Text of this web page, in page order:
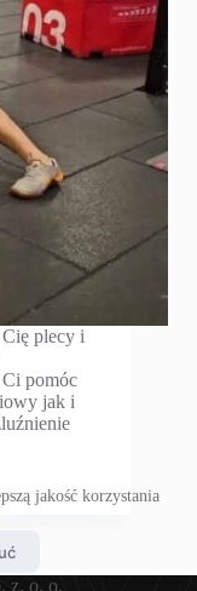
jakość korzystania
Cię plecy i
pomóc
jak i
z. o. o.